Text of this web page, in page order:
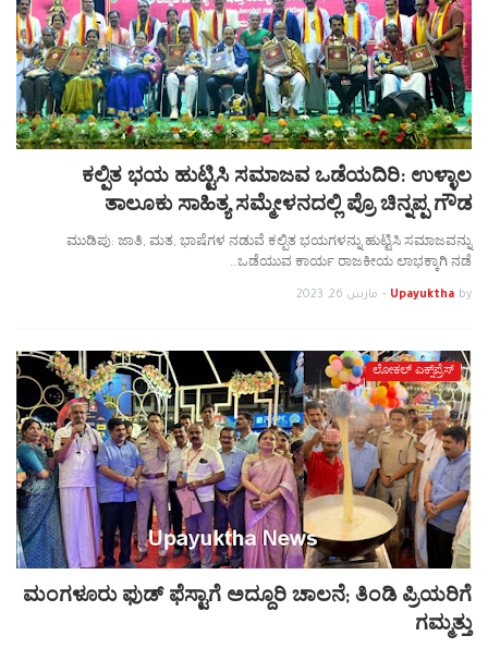
ಕಲ್ಪಿತ ಭಯ ಹುಟ್ಟಿಸಿ ಸಮಾಜವ ಒಡೆಯದಿರಿ: ಉಳ್ಳಾಲ
ತಾಲೂಕು ಸಾಹಿತ್ಯ ಸಮ್ಮೇಳನದಲ್ಲಿ ಪ್ರೊ ಚಿನ್ನಪ್ಪ ಗೌಡ
ಮುಡಿಪು: ಜಾತಿ, ಮತ, ಭಾಷೆಗಳ ನಡುವೆ ಕಲ್ಪಿತ ಭಯಗಳನ್ನು ಹುಟ್ಟಿಸಿ ಸಮಾಜವನ್ನು
ಒಡೆಯುವ ಕಾರ್ಯ ರಾಜಕೀಯ ಲಾಭಕ್ಕಾಗಿ ನಡೆ…
by
Upayuktha
- مارس 26, 2023
ಲೋಕಲ್ ಎಕ್ಸ್‌ಪ್ರೆಸ್
ಮಂಗಳೂರು ಫುಡ್ ಫೆಸ್ಟಾಗೆ ಅದ್ದೂರಿ ಚಾಲನೆ; ತಿಂಡಿ ಪ್ರಿಯರಿಗೆ
ಗಮ್ಮತ್ತು